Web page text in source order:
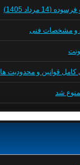
مرداد 1405)
کامل قوانین و محدودیت ها
شد